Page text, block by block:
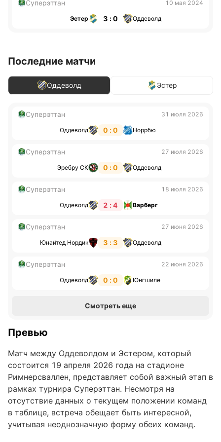
Суперэттан 10 мая 2024
Эстер 3 : 0 Оддеволд
Последние матчи
Оддеволд Эстер
Суперэттан 31 июля 2026
Оддеволд 0 : 0 Норрбю
Суперэттан 27 июля 2026
Эребру СК 0 : 0 Оддеволд
Суперэттан 18 июля 2026
Оддеволд 2 : 4 Варберг
Суперэттан 27 июня 2026
Юнайтед Нордик 3 : 3 Оддеволд
Суперэттан 22 июня 2026
Оддеволд 0 : 0 Юнгшиле
Смотреть еще
Превью
Матч между Оддеволдом и Эстером, который
состоится 19 апреля 2026 года на стадионе
Римнерсваллен, представляет собой важный этап в
рамках турнира Суперэттан. Несмотря на
отсутствие данных о текущем положении команд
в таблице, встреча обещает быть интересной,
учитывая неоднозначную форму обеих команд.